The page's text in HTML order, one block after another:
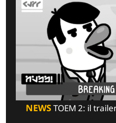
NEWSTOEM 2: il